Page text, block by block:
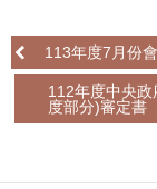
索
識
們
113年度7月份
112年度中央
度部分)審定書